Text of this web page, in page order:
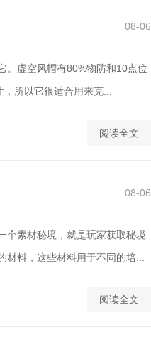
08-06
。虚空风帽有80%物防和10点位
所以它很适合用来克...
阅读全文
08-06
个素材秘境，就是玩家获取秘境
料，这些材料用于不同的培...
阅读全文